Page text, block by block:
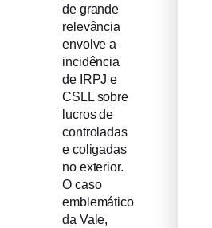
de grande
relevância
envolve a
incidência
de IRPJ e
CSLL sobre
lucros de
controladas
e coligadas
no exterior.
O caso
emblemático
da Vale,